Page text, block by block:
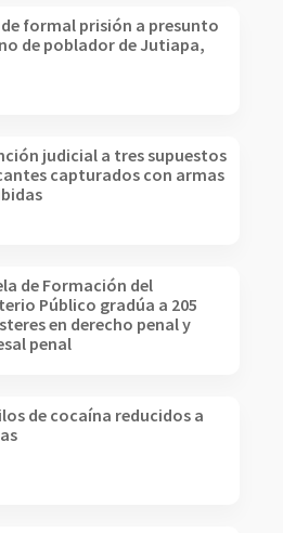
formal prisión a presunto
de poblador de Jutiapa,
judicial a tres supuestos
capturados con armas
de Formación del
Público gradúa a 205
en derecho penal y
penal
de cocaína reducidos a